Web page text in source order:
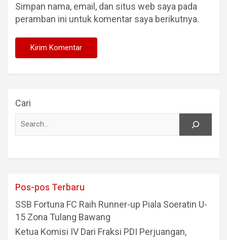
Simpan nama, email, dan situs web saya pada
peramban ini untuk komentar saya berikutnya.
Cari
Pos-pos Terbaru
SSB Fortuna FC Raih Runner-up Piala Soeratin U-
15 Zona Tulang Bawang
Ketua Komisi IV Dari Fraksi PDI Perjuangan,